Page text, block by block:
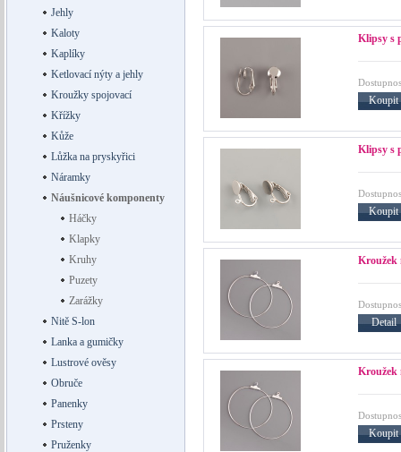
Jehly
Kaloty
Kaplíky
Ketlovací nýty a jehly
Kroužky spojovací
Křížky
Kůže
Lůžka na pryskyřici
Náramky
Náušnicové komponenty
Háčky
Klapky
Kruhy
Puzety
Zarážky
Nitě S-lon
Lanka a gumičky
Lustrové ověsy
Obruče
Panenky
Prsteny
Pruženky
Klipsy s
Koupit
Klipsy s
Koupit
Kroužek
Detail
Kroužek
Koupit